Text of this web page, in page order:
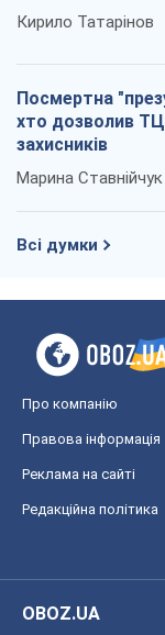
Кирило Татарінов
Посмертна
хто дозволив
захисників
Марина Ставнійчук
Всі думки
Про компанію
Правова інформація
Реклама на сайті
Редакційна політика
OBOZ.UA